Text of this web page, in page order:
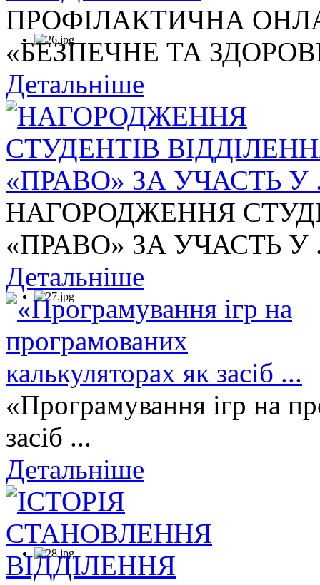
ПРОФІЛАКТИЧНА
«БЕЗПЕЧНЕ ТА
Детальніше
НАГОРОДЖЕННЯ
«ПРАВО» ЗА УЧАСТЬ У
Детальніше
«Програмування ігр на
засіб ...
Детальніше